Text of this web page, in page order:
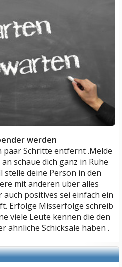
werden
paar Schritte entfernt .Melde
schaue dich ganz in Ruhe
stelle deine Person in den
mit anderen über alles
positives sei einfach ein
Erfolge Misserfolge schreib
viele Leute kennen die den
ähnliche Schicksale haben .